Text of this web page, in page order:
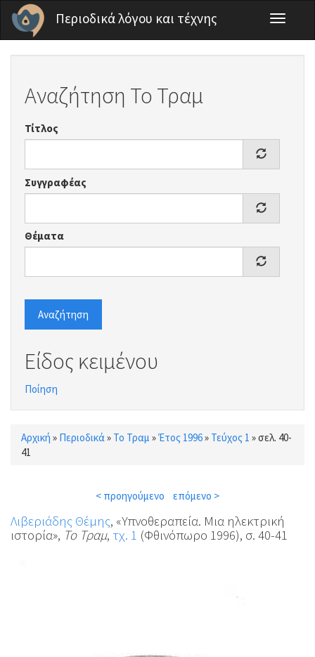
Παράκαμψη προς το κυρίως περιεχόμενο
Περιοδικά λόγου και τέχνης
Toggle
Αναζήτηση Το Τραμ
Τίτλος
Συγγραφέας
Θέματα
Αναζήτηση
Είδος κειμένου
Ποίηση
Είστε εδώ
Αρχική » Περιοδικά » Το Τραμ »Έτος 1996» Τεύχος 1 »σελ. 40-
41
< προηγούμενο επόμενο >
Λιβεριάδης Θέμης, «Υπνοθεραπεία. Μια ηλεκτρική
ιστορία», Το Τραμ, τχ. 1 (Φθινόπωρο 1996), σ. 40-41